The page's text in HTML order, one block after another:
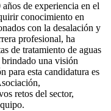
de experiencia en el
conocimiento en
con la desalación y
profesional, ha
de tratamiento de aguas
una visión
para esta candidatura es
retos del sector,